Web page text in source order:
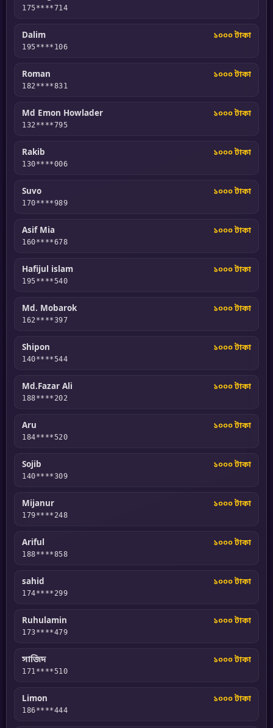
175****714
Dalim
195****106
১০০০ টাকা
Roman
182****831
১০০০ টাকা
Md Emon Howlader
132****795
১০০০ টাকা
Rakib
130****006
১০০০ টাকা
Suvo
170****989
১০০০ টাকা
Asif Mia
160****678
১০০০ টাকা
Hafijul islam
195****540
১০০০ টাকা
Md. Mobarok
162****397
১০০০ টাকা
Shipon
140****544
১০০০ টাকা
Md.Fazar Ali
188****202
১০০০ টাকা
Aru
184****520
১০০০ টাকা
Sojib
140****309
১০০০ টাকা
Mijanur
179****248
১০০০ টাকা
Ariful
188****858
১০০০ টাকা
sahid
174****299
১০০০ টাকা
Ruhulamin
173****479
১০০০ টাকা
সাজিদ
171****510
১০০০ টাকা
Limon
186****444
১০০০ টাকা